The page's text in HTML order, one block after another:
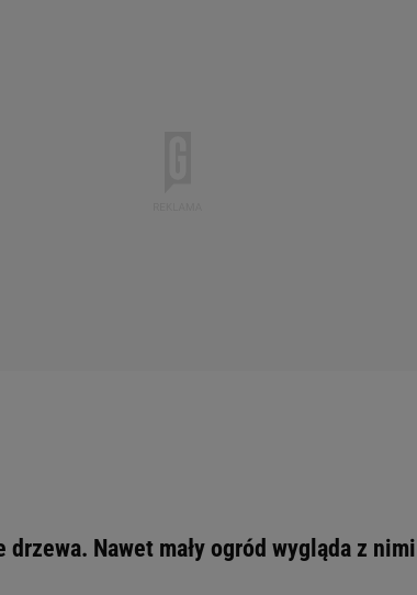
Nawet mały ogród wygląda z nimi